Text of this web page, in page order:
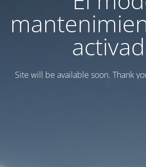
Site will be available soon. Thank